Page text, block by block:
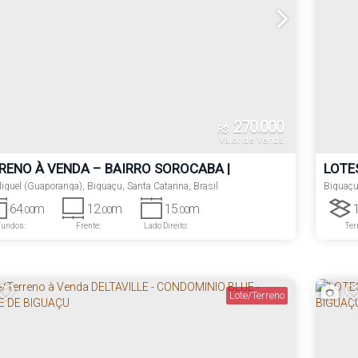
R$ 270.000
Valor de Venda
À VENDA – BAIRRO SOROCABA |
SC
(Guaporanga), Biguaçu, Santa Catarina, Brasil
64.00m
Frente:
12 .00m
Lado Direito:
15 .00m
Biguaçu
Lote/Terreno